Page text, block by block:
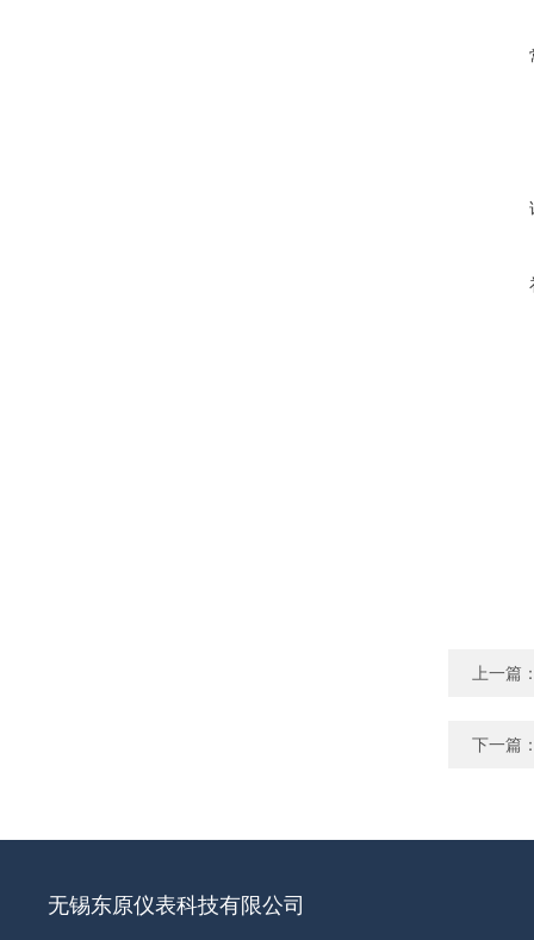
上一篇
下一篇
无锡东原仪表科技有限公司